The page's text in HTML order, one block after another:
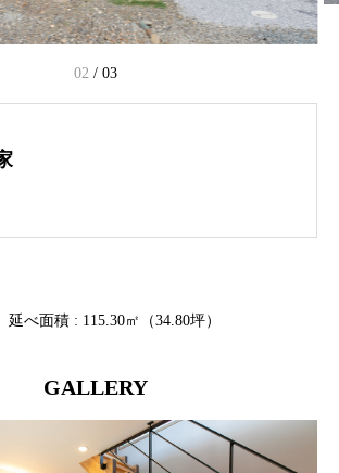
03 / 03
べ面積 : 115.30㎡（34.80坪）
GALLERY